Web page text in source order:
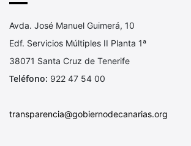
Avda. José Manuel Guimerá, 10
Edf. Servicios Múltiples II Planta 1ª
38071 Santa Cruz de Tenerife
Teléfono: 922 47 54 00
transparencia@gobiernodecanarias.org